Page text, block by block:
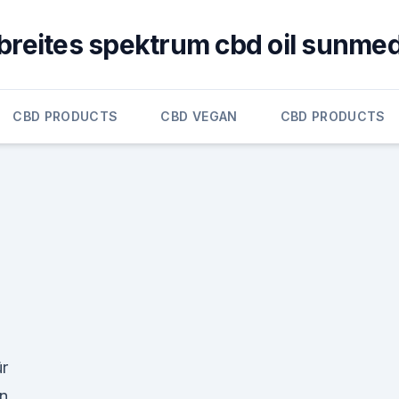
spektrum cbd oil
CBD PRODUCTS CBD VEGAN CBD PRODUCTS